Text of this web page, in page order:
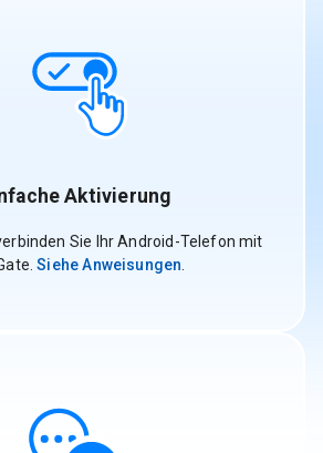
Aktivierung
Sie Ihr Android-Telefon mit
Siehe Anweisungen